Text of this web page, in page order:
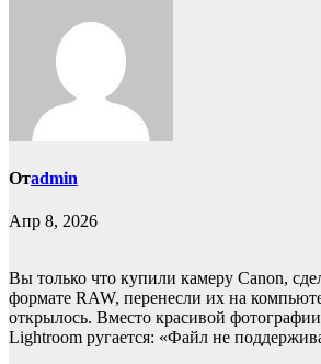
Отadmin
Апр 8, 2026
Вы только что купили камеру Canon,
формате RAW, перенесли их на
открылось. Вместо красивой
Lightroom ругается: «Файл не